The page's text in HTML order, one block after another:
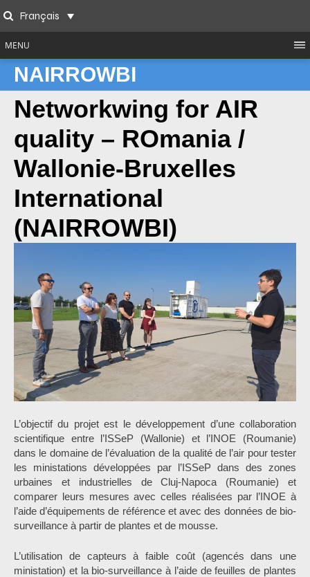
to
content
SearchFrançais
MENU
NAIRROWBI
Networkwing for AIR
quality – ROmania /
Wallonie-Bruxelles
International
(NAIRROWBI)
L’objectif du projet est le développement d’une collaboration
scientifique entre l’ISSeP (Wallonie) et l’INOE (Roumanie)
dans le domaine de l’évaluation de la qualité de l’air pour tester
les ministations développées par l’ISSeP dans des zones
urbaines et industrielles de Cluj-Napoca (Roumanie) et
comparer leurs mesures avec celles réalisées par l’INOE à
l’aide d’équipements de référence et avec des données de bio-
surveillance à partir de plantes et de mousse.
L’utilisation de capteurs à faible coût (agencés dans une
ministation) et la bio-surveillance à l’aide de feuilles de plantes